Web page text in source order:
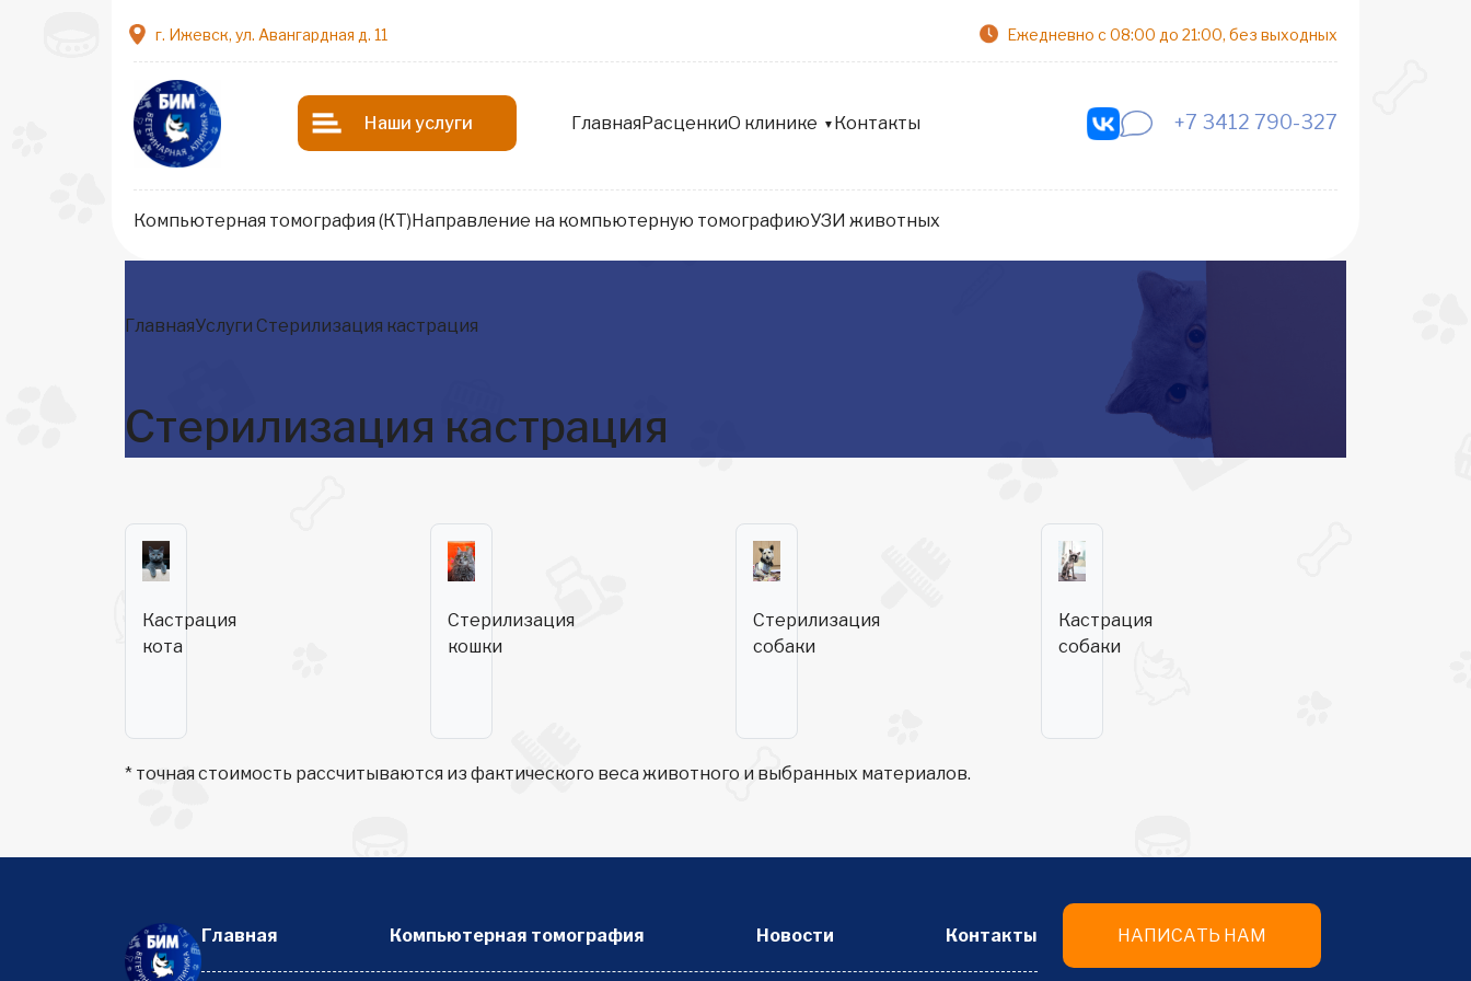
г. Ижевск, ул. Авангардная д. 11 Ежедневно с 08:00 до 21:00, без выходных
Наши услуги ГлавнаяРасценкиО клинике Контакты +7 3412 790-327
Компьютерная томография (КТ)Направление на компьютерную томографиюУЗИ животных
ГлавнаяУслуги Стерилизация кастрация
Стерилизация кастрация
Кастрация
кота
Стерилизация
кошки
Стерилизация
собаки
Кастрация
собаки
* точная стоимость рассчитываются из фактического веса животного и выбранных материалов.
Главная Компьютерная томография Новости Контакты НАПИСАТЬ НАМ